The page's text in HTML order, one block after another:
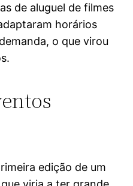
de aluguel de filmes
horários
o que virou
edição de um